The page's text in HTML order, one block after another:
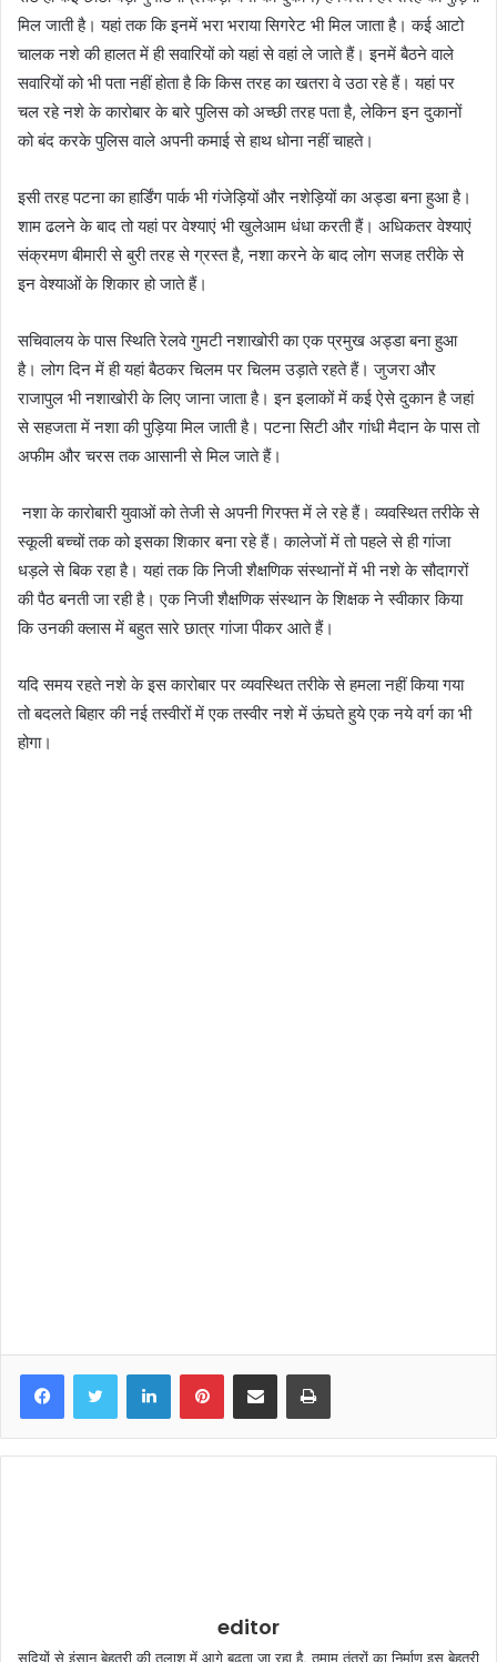
मिल जाती है। यहां तक कि इनमें भरा भराया सिगरेट भी मिल जाता है। कई आटो
चालक नशे की हालत में ही सवारियों को यहां से वहां ले जाते हैं। इनमें बैठने वाले
सवारियों को भी पता नहीं होता है कि किस तरह का खतरा वे उठा रहे हैं। यहां पर
चल रहे नशे के कारोबार के बारे पुलिस को अच्छी तरह पता है, लेकिन इन दुकानों
को बंद करके पुलिस वाले अपनी कमाई से हाथ धोना नहीं चाहते।
इसी तरह पटना का हार्डिंग पार्क भी गंजेड़ियों और नशेड़ियों का अड्डा बना हुआ है।
शाम ढलने के बाद तो यहां पर वेश्याएं भी खुलेआम धंधा करती हैं। अधिकतर वेश्याएं
संक्रमण बीमारी से बुरी तरह से ग्रस्त है, नशा करने के बाद लोग सजह तरीके से
इन वेश्याओं के शिकार हो जाते हैं।
सचिवालय के पास स्थिति रेलवे गुमटी नशाखोरी का एक प्रमुख अड्डा बना हुआ
है। लोग दिन में ही यहां बैठकर चिलम पर चिलम उड़ाते रहते हैं। जुजरा और
राजापुल भी नशाखोरी के लिए जाना जाता है। इन इलाकों में कई ऐसे दुकान है जहां
से सहजता में नशा की पुड़िया मिल जाती है। पटना सिटी और गांधी मैदान के पास तो
अफीम और चरस तक आसानी से मिल जाते हैं।
नशा के कारोबारी युवाओं को तेजी से अपनी गिरफ्त में ले रहे हैं। व्यवस्थित तरीके से
स्कूली बच्चों तक को इसका शिकार बना रहे हैं। कालेजों में तो पहले से ही गांजा
धड़ले से बिक रहा है। यहां तक कि निजी शैक्षणिक संस्थानों में भी नशे के सौदागरों
की पैठ बनती जा रही है। एक निजी शैक्षणिक संस्थान के शिक्षक ने स्वीकार किया
कि उनकी क्लास में बहुत सारे छात्र गांजा पीकर आते हैं।
यदि समय रहते नशे के इस कारोबार पर व्यवस्थित तरीके से हमला नहीं किया गया
तो बदलते बिहार की नई तस्वीरों में एक तस्वीर नशे में ऊंघते हुये एक नये वर्ग का भी
होगा।
editor
सदियों से इंसान बेहतरी की तलाश में आगे बढ़ता जा रहा है, तमाम तंत्रों का निर्माण इस बेहतरी